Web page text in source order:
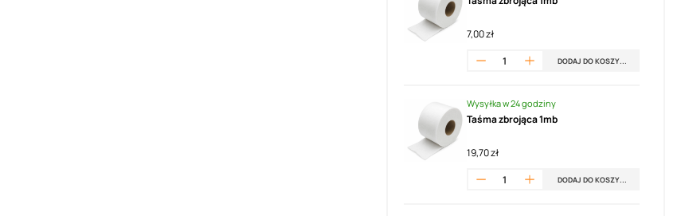
7,00 zł
DODAJ DO KOSZYKA
Wysyłka w 24 godziny
Taśma zbrojąca 1mb
19,70 zł
DODAJ DO KOSZYKA